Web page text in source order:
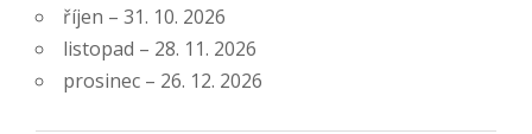
říjen – 31. 10. 2026
listopad – 28. 11. 2026
prosinec – 26. 12. 2026